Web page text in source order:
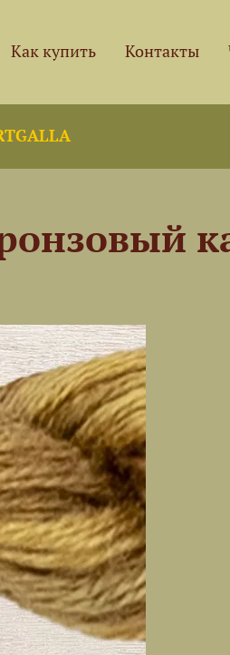
Как купить Контакты